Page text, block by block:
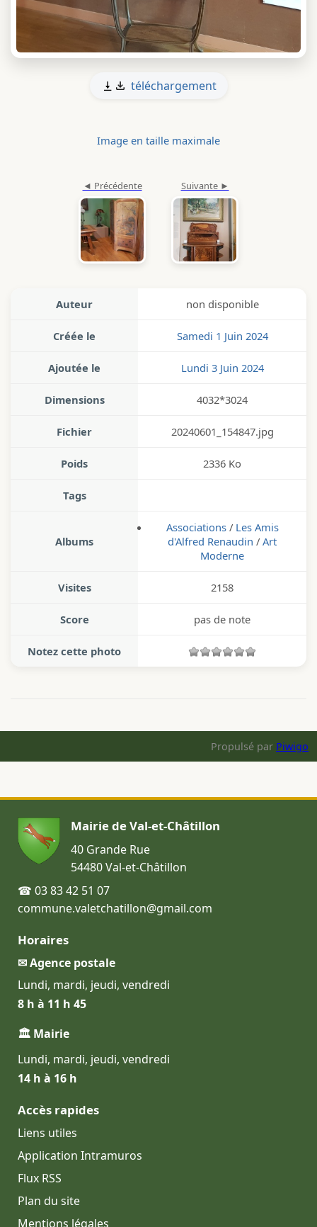
téléchargement
Image en taille maximale
Auteur non disponible
Créée le Samedi 1 Juin 2024
Ajoutée le Lundi 3 Juin 2024
Dimensions 4032*3024
Fichier 20240601_154847.jpg
Poids 2336 Ko
Tags
Albums
Associations/ Les Amis
d'Alfred Renaudin / Art
Moderne
Visites 2158
Score pas de note
Notez cette photo
Propulsé par Piwigo
Mairie de Val-et-Châtillon
40 Grande Rue
54480 Val-et-Châtillon
☎ 03 83 42 51 07
commune.valetchatillon@gmail.com
Horaires
✉ Agence postale
Lundi, mardi, jeudi, vendredi
8 h à 11 h 45
🏛 Mairie
Lundi, mardi, jeudi, vendredi
14 h à 16 h
Accès rapides
Liens utiles
Application Intramuros
Flux RSS
Plan du site
Mentions légales